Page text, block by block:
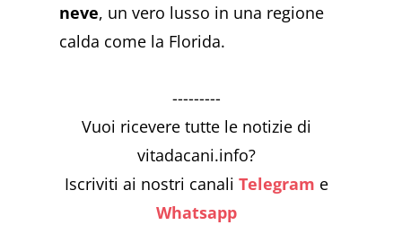
neve, un vero lusso in una regione
calda come la Florida.
---------
Vuoi ricevere tutte le notizie di
vitadacani.info?
Iscriviti ai nostri canaliTelegram e
Whatsapp